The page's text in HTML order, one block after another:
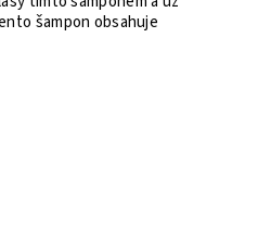
šampon obsahuje